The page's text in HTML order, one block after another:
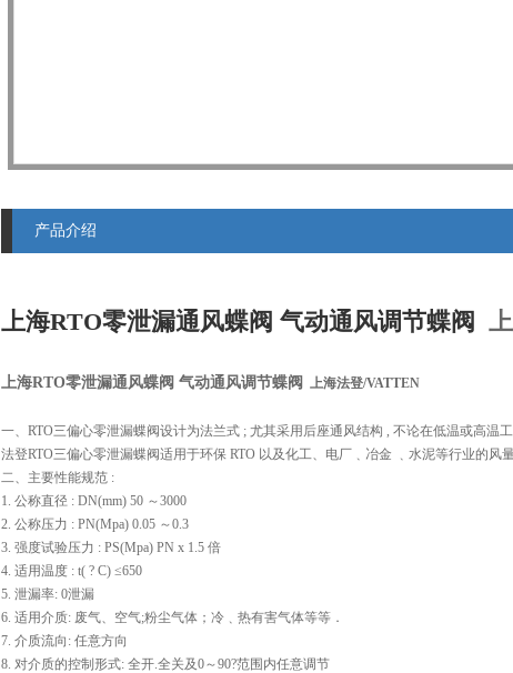
产品介绍
上海RTO零泄漏通风蝶阀 气动通风调节蝶阀
上海RTO零泄漏通风蝶阀 气动通风调节蝶阀 上海法登/VATTEN
一、RTO三偏心零泄漏蝶阀设计为法兰式 ; 尤其采用后座通风结构 , 不论在低温或高温
法登RTO三偏心零泄漏蝶阀适用于环保 RTO 以及化工、电厂﹑冶金 ﹑水泥等行业的风
二、主要性能规范 :
1. 公称直径 : DN(mm) 50 ～3000
2. 公称压力 : PN(Mpa) 0.05 ～0.3
3. 强度试验压力 : PS(Mpa) PN x 1.5 倍
4. 适用温度 : t( ? C) ≤650
5. 泄漏率: 0泄漏
6. 适用介质: 废气、空气;粉尘气体；冷﹑热有害气体等等．
7. 介质流向: 任意方向
8. 对介质的控制形式: 全开.全关及0～90?范围内任意调节